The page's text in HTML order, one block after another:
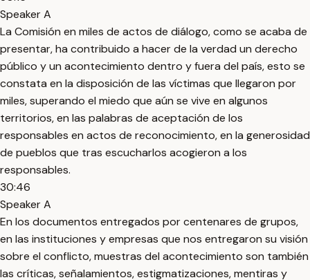
Speaker A
La Comisión en miles de actos de diálogo, como se acaba de
presentar, ha contribuido a hacer de la verdad un derecho
público y un acontecimiento dentro y fuera del país, esto se
constata en la disposición de las víctimas que llegaron por
miles, superando el miedo que aún se vive en algunos
territorios, en las palabras de aceptación de los
responsables en actos de reconocimiento, en la generosidad
de pueblos que tras escucharlos acogieron a los
responsables.
30:46
Speaker A
En los documentos entregados por centenares de grupos,
en las instituciones y empresas que nos entregaron su visión
sobre el conflicto, muestras del acontecimiento son también
las críticas, señalamientos, estigmatizaciones, mentiras y